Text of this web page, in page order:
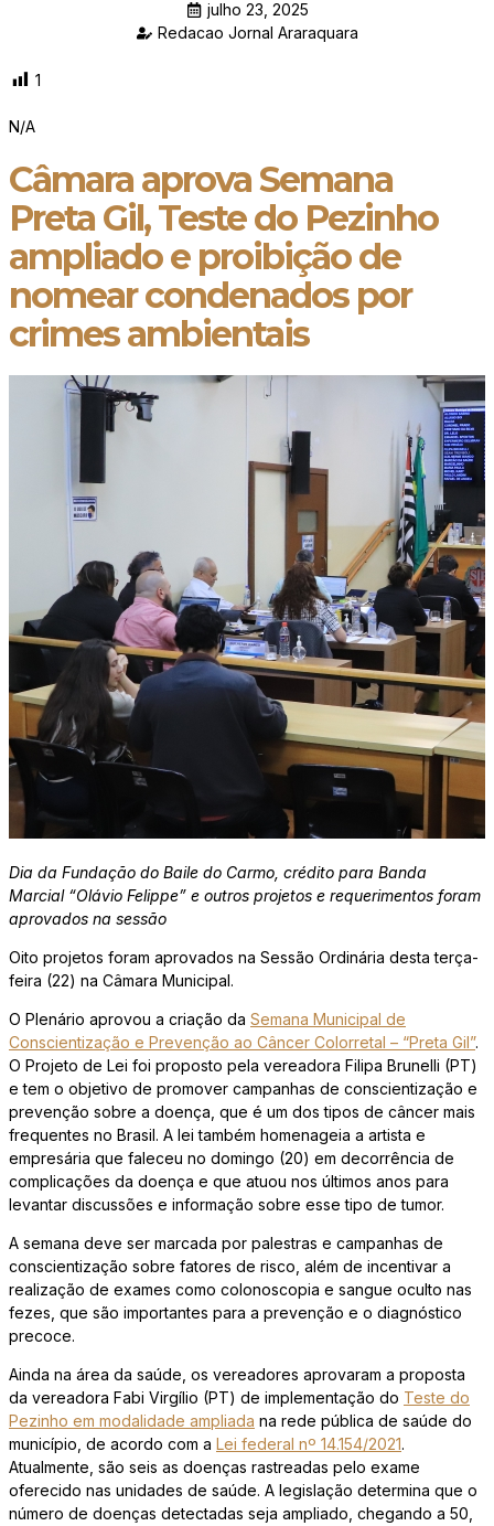
julho 23, 2025
Redacao Jornal Araraquara
1
N/A
Câmara aprova Semana
Preta Gil, Teste do Pezinho
ampliado e proibição de
nomear condenados por
crimes ambientais
Dia da Fundação do Baile do Carmo, crédito para Banda
Marcial “Olávio Felippe” e outros projetos e requerimentos foram
aprovados na sessão
Oito projetos foram aprovados na Sessão Ordinária desta terça-
feira (22) na Câmara Municipal.
O Plenário aprovou a criação da Semana Municipal de
Conscientização e Prevenção ao Câncer Colorretal – “Preta Gil”.
O Projeto de Lei foi proposto pela vereadora Filipa Brunelli (PT)
e tem o objetivo de promover campanhas de conscientização e
prevenção sobre a doença, que é um dos tipos de câncer mais
frequentes no Brasil. A lei também homenageia a artista e
empresária que faleceu no domingo (20) em decorrência de
complicações da doença e que atuou nos últimos anos para
levantar discussões e informação sobre esse tipo de tumor.
A semana deve ser marcada por palestras e campanhas de
conscientização sobre fatores de risco, além de incentivar a
realização de exames como colonoscopia e sangue oculto nas
fezes, que são importantes para a prevenção e o diagnóstico
precoce.
Ainda na área da saúde, os vereadores aprovaram a proposta
da vereadora Fabi Virgílio (PT) de implementação do Teste do
Pezinho em modalidade ampliada na rede pública de saúde do
município, de acordo com a Lei federal nº 14.154/2021.
Atualmente, são seis as doenças rastreadas pelo exame
oferecido nas unidades de saúde. A legislação determina que o
número de doenças detectadas seja ampliado, chegando a 50,